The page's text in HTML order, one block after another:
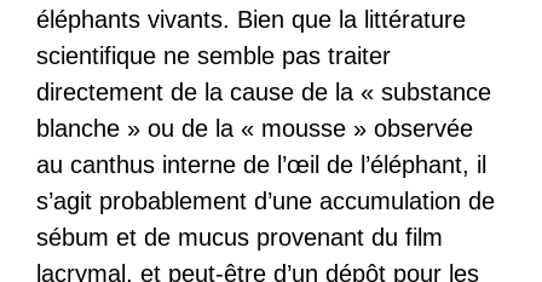
éléphants vivants. Bien que la littérature
scientifique ne semble pas traiter
directement de la cause de la « substance
blanche » ou de la « mousse » observée
au canthus interne de l’œil de l’éléphant, il
s’agit probablement d’une accumulation de
sébum et de mucus provenant du film
lacrymal, et peut-être d’un dépôt pour les